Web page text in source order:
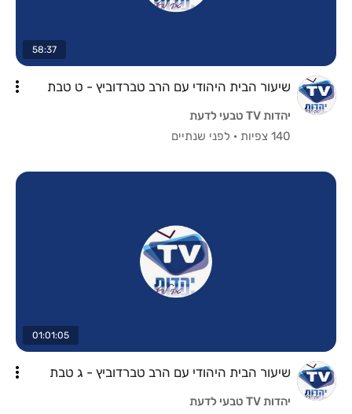
58:37
שיעור הבית היהודי עם הרב טברדוביץ - ט טבת
יהדות TV טבעי לדעת
140 צפיות
· לפני שנתיים
01:01:05
שיעור הבית היהודי עם הרב טברדוביץ - ג טבת
יהדות TV טבעי לדעת